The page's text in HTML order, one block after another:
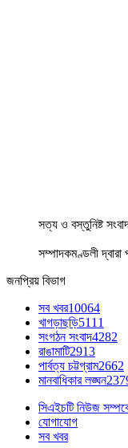
সত্য ও বস্তুনিষ্ট
সম্পাদকমণ্ডলী দ্বারা
জনপ্রিয় বিভাগ
সব খবর10064
খাগড়াছড়ি5111
সংগঠন সংবাদ4282
রাঙামাটি2913
পার্বত্য চট্টগ্রাম2662
মানবাধিকার লঙ্ঘন
সিএইচটি নিউজ
যোগাযোগ
সব খবর